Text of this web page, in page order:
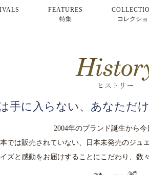
FEATURES
特集
コレクショ
手に入らない、あなただ
2004年のブランド誕生から今
本では販売されていない、日本未発売のジュ
ズと感動をお届けすることにこだわり、数